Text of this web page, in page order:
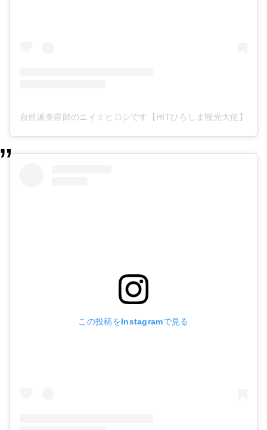
自然派美容師のニイミヒロシです【HITひろしま観光大使】
この投稿をInstagramで見る